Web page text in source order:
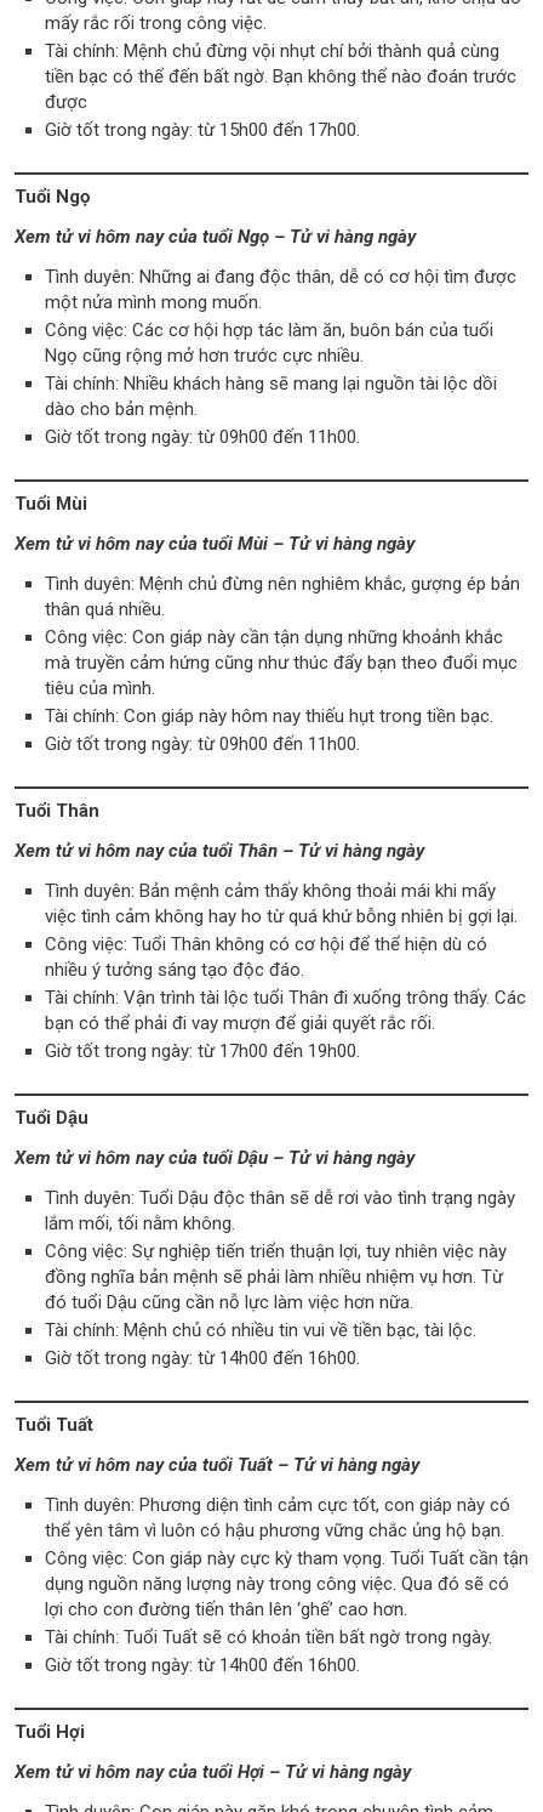
mấy rắc rối trong công việc.
Tài chính: Mệnh chủ đừng vội nhụt chí bởi thành quả cùng
tiền bạc có thể đến bất ngờ. Bạn không thể nào đoán trước
được
Giờ tốt trong ngày: từ 15h00 đến 17h00.
Tuổi Ngọ
Xem tử vi hôm nay của tuổi Ngọ – Tử vi hàng ngày
Tình duyên: Những ai đang độc thân, dễ có cơ hội tìm được
một nửa mình mong muốn.
Công việc: Các cơ hội hợp tác làm ăn, buôn bán của tuổi
Ngọ cũng rộng mở hơn trước cực nhiều.
Tài chính: Nhiều khách hàng sẽ mang lại nguồn tài lộc dồi
dào cho bản mệnh.
Giờ tốt trong ngày: từ 09h00 đến 11h00.
Tuổi Mùi
Xem tử vi hôm nay của tuổi Mùi – Tử vi hàng ngày
Tình duyên: Mệnh chủ đừng nên nghiêm khắc, gượng ép bản
thân quá nhiều.
Công việc: Con giáp này cần tận dụng những khoảnh khắc
mà truyền cảm hứng cũng như thúc đẩy bạn theo đuổi mục
tiêu của mình.
Tài chính: Con giáp này hôm nay thiếu hụt trong tiền bạc.
Giờ tốt trong ngày: từ 09h00 đến 11h00.
Tuổi Thân
Xem tử vi hôm nay của tuổi Thân – Tử vi hàng ngày
Tình duyên: Bản mệnh cảm thấy không thoải mái khi mấy
việc tình cảm không hay ho từ quá khứ bỗng nhiên bị gợi lại.
Công việc: Tuổi Thân không có cơ hội để thể hiện dù có
nhiều ý tưởng sáng tạo độc đáo.
Tài chính: Vận trình tài lộc tuổi Thân đi xuống trông thấy. Các
bạn có thể phải đi vay mượn để giải quyết rắc rối.
Giờ tốt trong ngày: từ 17h00 đến 19h00.
Tuổi Dậu
Xem tử vi hôm nay của tuổi Dậu – Tử vi hàng ngày
Tình duyên: Tuổi Dậu độc thân sẽ dễ rơi vào tình trạng ngày
lắm mối, tối nằm không.
Công việc: Sự nghiệp tiến triển thuận lợi, tuy nhiên việc này
đồng nghĩa bản mệnh sẽ phải làm nhiều nhiệm vụ hơn. Từ
đó tuổi Dậu cũng cần nỗ lực làm việc hơn nữa.
Tài chính: Mệnh chủ có nhiều tin vui về tiền bạc, tài lộc.
Giờ tốt trong ngày: từ 14h00 đến 16h00.
Tuổi Tuất
Xem tử vi hôm nay của tuổi Tuất – Tử vi hàng ngày
Tình duyên: Phương diện tình cảm cực tốt, con giáp này có
thể yên tâm vì luôn có hậu phương vững chắc ủng hộ bạn.
Công việc: Con giáp này cực kỳ tham vọng. Tuổi Tuất cần tận
dụng nguồn năng lượng này trong công việc. Qua đó sẽ có
lợi cho con đường tiến thân lên ‘ghế’ cao hơn.
Tài chính: Tuổi Tuất sẽ có khoản tiền bất ngờ trong ngày.
Giờ tốt trong ngày: từ 14h00 đến 16h00.
Tuổi Hợi
Xem tử vi hôm nay của tuổi Hợi – Tử vi hàng ngày